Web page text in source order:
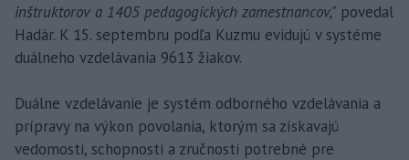
inštruktorov a 1405 pedagogických zamestnancov," povedal
Hadár. K 15. septembru podľa Kuzmu evidujú v systéme
duálneho vzdelávania 9613 žiakov.
Duálne vzdelávanie je systém odborného vzdelávania a
prípravy na výkon povolania, ktorým sa získavajú
vedomosti, schopnosti a zručnosti potrebné pre